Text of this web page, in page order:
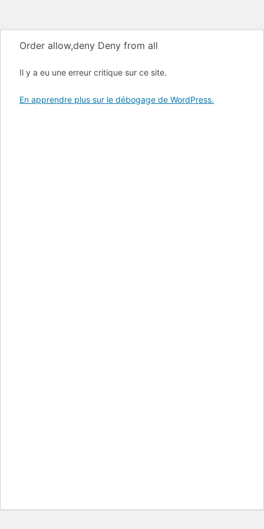
Order allow,deny Deny from all
Il y a eu une erreur critique sur ce site.
En apprendre plus sur le débogage de WordPress.